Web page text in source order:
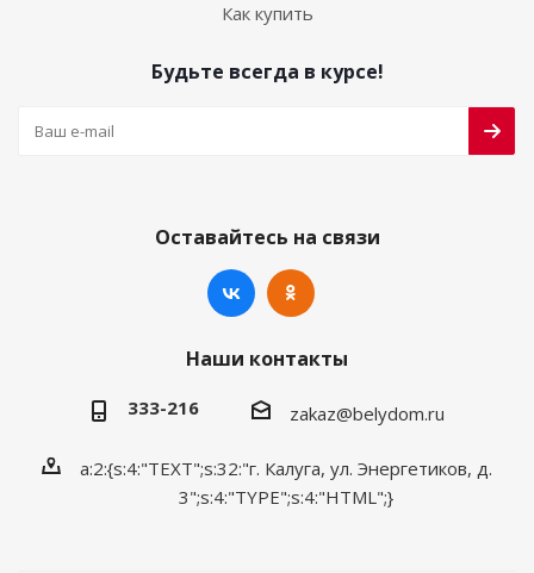
Как купить
Будьте всегда в курсе!
Оставайтесь на связи
Наши контакты
333-216 zakaz@belydom.ru
a:2:{s:4:"TEXT";s:32:"г. Калуга, ул. Энергетиков, д.
3";s:4:"TYPE";s:4:"HTML";}